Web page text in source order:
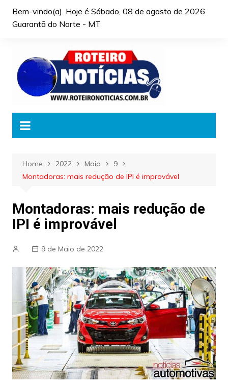
Bem-vindo(a). Hoje é Sábado, 08 de agosto de 2026
Guarantã do Norte - MT
Home 2022 Maio
9
Montadoras: mais redução de IPI é improvável
Montadoras: mais redução de
IPI é improvável
9 de Maio de 2022